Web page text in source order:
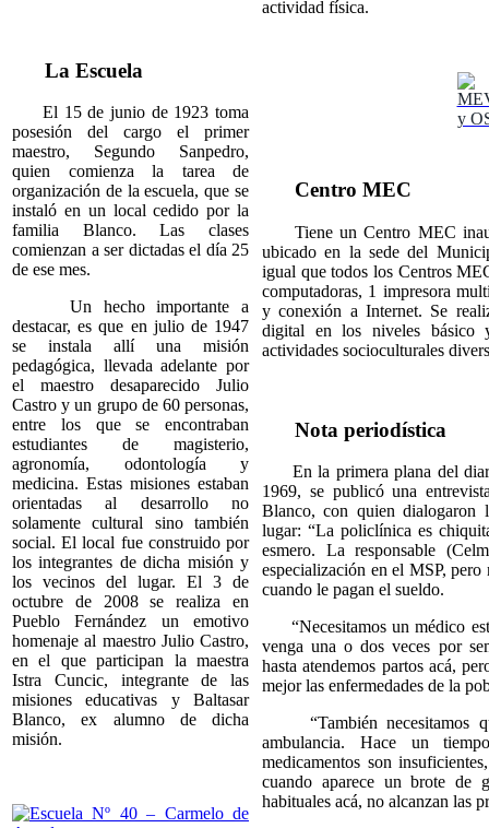
La Escuela
El 15 de junio de 1923 toma
posesión del cargo el primer
maestro, Segundo Sanpedro,
quien comienza la tarea de
organización de la escuela, que se
instaló en un local cedido por la
familia Blanco. Las clases
comienzan a ser dictadas el día 25
de ese mes.
Un hecho importante a
destacar, es que en julio de 1947
se instala allí una misión
pedagógica, llevada adelante por
el maestro desaparecido Julio
Castro y un grupo de 60 personas,
entre los que se encontraban
estudiantes de magisterio,
agronomía, odontología y
medicina. Estas misiones estaban
orientadas al desarrollo no
solamente cultural sino también
social. El local fue construido por
los integrantes de dicha misión y
los vecinos del lugar. El 3 de
octubre de 2008 se realiza en
Pueblo Fernández un emotivo
homenaje al maestro Julio Castro,
en el que participan la maestra
Istra Cuncic, integrante de las
misiones educativas y Baltasar
Blanco, ex alumno de dicha
misión.
actividad física.
Centro MEC
Tiene un Centro MEC
ubicado en la sede del
igual que todos los Centros
computadoras, 1 impresora
y conexión a Internet. Se
digital en los niveles básico
actividades socioculturales
Nota periodística
En la primera plana del
1969, se publicó una
Blanco, con quien dialogaron
lugar: “La policlínica es
esmero. La responsable
especialización en el MSP, pero
cuando le pagan el sueldo.
“Necesitamos un médico
venga una o dos veces por
hasta atendemos partos acá,
mejor las enfermedades de la
“También necesitamos
ambulancia. Hace un
medicamentos son
cuando aparece un brote de
habituales acá, no alcanzan las